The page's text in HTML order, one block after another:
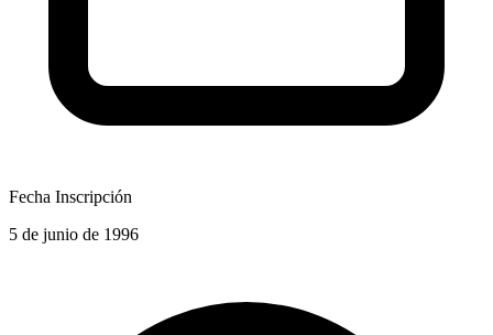
Fecha Inscripción
5 de junio de 1996